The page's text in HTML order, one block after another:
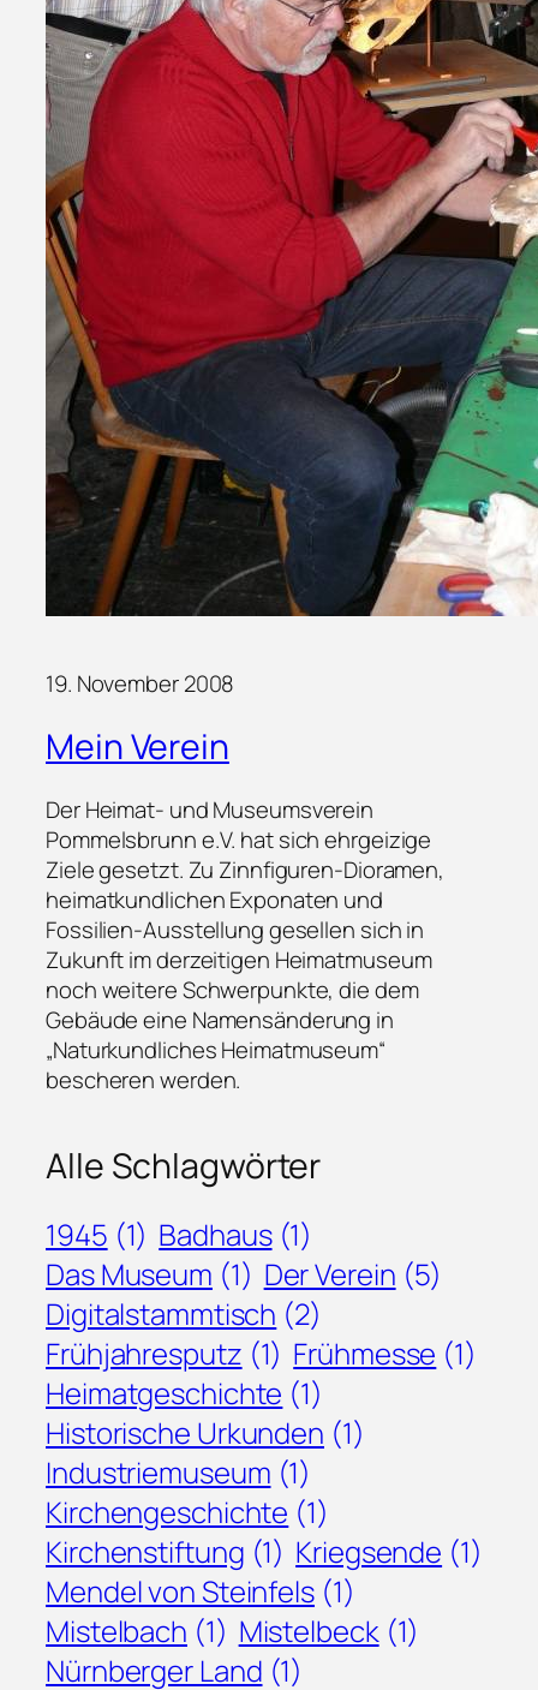
19. November 2008
Mein Verein
Der Heimat- und Museumsverein
Pommelsbrunn e.V. hat sich ehrgeizige
Ziele gesetzt. Zu Zinnfiguren-Dioramen,
heimatkundlichen Exponaten und
Fossilien-Ausstellung gesellen sich in
Zukunft im derzeitigen Heimatmuseum
noch weitere Schwerpunkte, die dem
Gebäude eine Namensänderung in
„Naturkundliches Heimatmuseum“
bescheren werden.
Alle Schlagwörter
1945 (1) Badhaus (1)
Das Museum (1) Der Verein (5)
Digitalstammtisch (2)
Frühjahresputz (1) Frühmesse (1)
Heimatgeschichte (1)
Historische Urkunden (1)
Industriemuseum (1)
Kirchengeschichte (1)
Kirchenstiftung (1) Kriegsende (1)
Mendel von Steinfels (1)
Mistelbach (1) Mistelbeck (1)
Nürnberger Land (1)